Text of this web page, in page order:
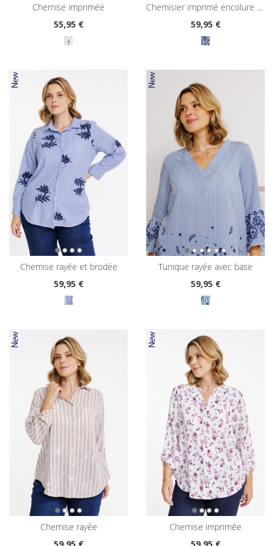
chemise imprimée
55,95 €
chemisier imprimé encolure tunisienne
59,95 €
chemise rayée et brodée
59,95 €
tunique rayée avec base
59,95 €
chemise rayée
chemise imprimée